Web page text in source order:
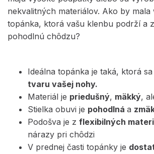
nekvalitných materiálov. Ako by
topánka, ktorá vašu klenbu podrží a
pohodlnú chôdzu?
Ideálna topánka je taká, ktorá sa
tvaru vašej nohy.
Materiál je priedušný, mäkký,
Stielka obuvi je pohodlná a
Podošva je z flexibilných
nárazy pri chôdzi
V prednej časti topánky je